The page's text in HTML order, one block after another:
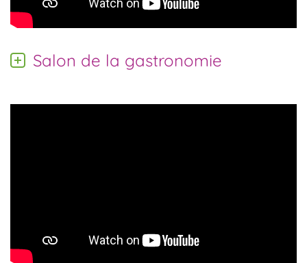
Salon de la gastronomie